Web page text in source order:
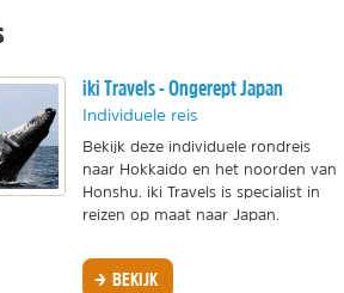
iki Travels - Ongerept Japan
Individuele reis
Bekijk deze individuele rondreis
naar Hokkaido en het noorden van
Honshu. iki Travels is specialist in
reizen op maat naar Japan.
BEKIJK